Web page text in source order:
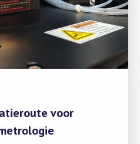
voor